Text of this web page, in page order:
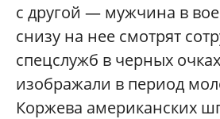
с другой — мужчина в
снизу на нее смотрят
спецслужб в черных
изображали в период
Коржева американских